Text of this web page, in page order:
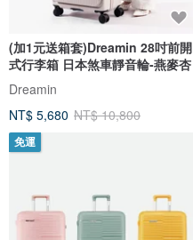
(加1元送箱套)Dreamin 28吋前開
式行李箱 日本煞車靜音輪-燕麥杏
Dreamin
NT$ 5,680 NT$ 10,800
免運